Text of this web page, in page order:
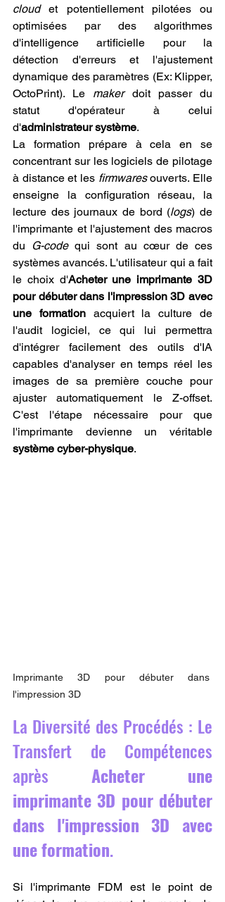
cloud et potentiellement pilotées ou
optimisées par des algorithmes
d'intelligence artificielle pour la
détection d'erreurs et l'ajustement
dynamique des paramètres (Ex: Klipper,
OctoPrint). Le maker doit passer du
statut d'opérateur à celui
d'administrateur système.
La formation prépare à cela en se
concentrant sur les logiciels de pilotage
à distance et les firmwares ouverts. Elle
enseigne la configuration réseau, la
lecture des journaux de bord (logs) de
l'imprimante et l'ajustement des macros
du G-code qui sont au cœur de ces
systèmes avancés. L'utilisateur qui a fait
le choix d'Acheter une imprimante 3D
pour débuter dans l'impression 3D avec
une formation acquiert la culture de
l'audit logiciel, ce qui lui permettra
d'intégrer facilement des outils d'IA
capables d'analyser en temps réel les
images de sa première couche pour
ajuster automatiquement le Z-offset.
C'est l'étape nécessaire pour que
système cyber-physique.
Imprimante 3D pour débuter dans
l'impression 3D
La Diversité des Procédés : Le
Transfert de Compétences
après Acheter une
imprimante 3D pour débuter
dans l'impression 3D avec
une formation.
Si l'imprimante FDM est le point de